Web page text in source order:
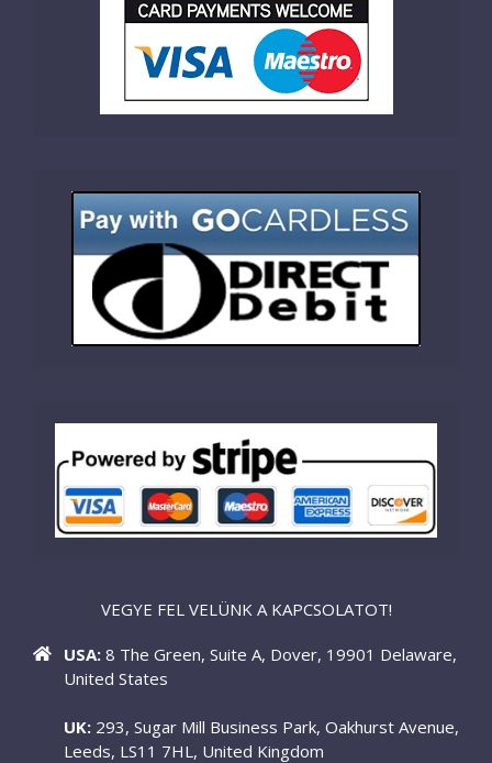
VEGYE FEL VELÜNK A KAPCSOLATOT!
USA: 8 The Green, Suite A, Dover, 19901 Delaware,
United States
UK: 293, Sugar Mill Business Park, Oakhurst Avenue,
Leeds, LS11 7HL, United Kingdom